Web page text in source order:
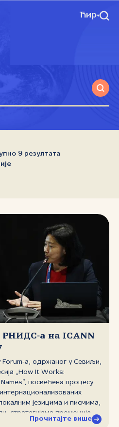
Ћир
9 резултата
РНИДС‑а на ICANN
Forum‑a, одржаног у Севиљи,
„How It Works:
посвећена процесу
језицима и писмима,
стратегијама промоције
(UA). Сесију је
Прочитајте више